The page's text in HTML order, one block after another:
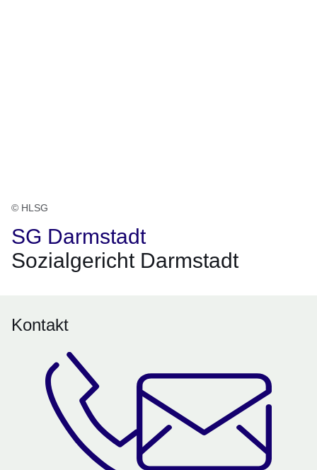
© HLSG
SG Darmstadt
Sozialgericht Darmstadt
Kontakt